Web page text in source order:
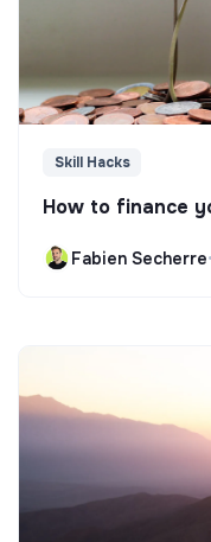
Skill Hacks
How to finance
Fabien Secherre•